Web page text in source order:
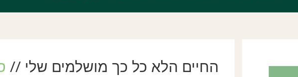
החיים הלא כל כך מושלמים שלי //